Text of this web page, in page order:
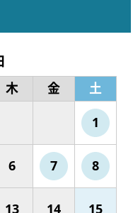
木 金
土
1
6 7 8
13 14 15